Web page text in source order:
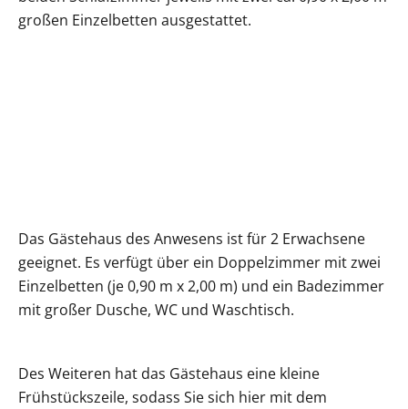
großen Einzelbetten ausgestattet.
Das Gästehaus des Anwesens ist für 2 Erwachsene
geeignet. Es verfügt über ein Doppelzimmer mit zwei
Einzelbetten (je 0,90 m x 2,00 m) und ein Badezimmer
mit großer Dusche, WC und Waschtisch.
Des Weiteren hat das Gästehaus eine kleine
Frühstückszeile, sodass Sie sich hier mit dem